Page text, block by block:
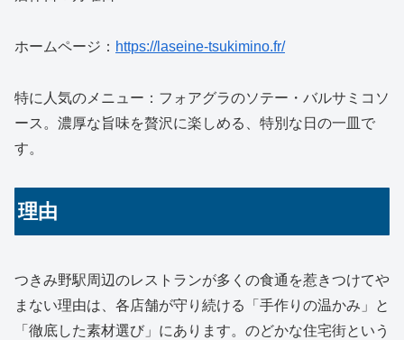
ホームページ： https://laseine-tsukimino.fr/
特に人気のメニュー：フォアグラのソテー・バルサミコソ
ース。濃厚な旨味を贅沢に楽しめる、特別な日の一皿で
す。
理由
つきみ野駅周辺のレストランが多くの食通を惹きつけてや
まない理由は、各店舗が守り続ける「手作りの温かみ」と
「徹底した素材選び」にあります。のどかな住宅街という